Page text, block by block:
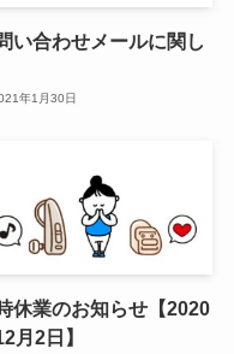
い合わせメールに関し
年1月30日
休業のお知らせ【2020
月2日】